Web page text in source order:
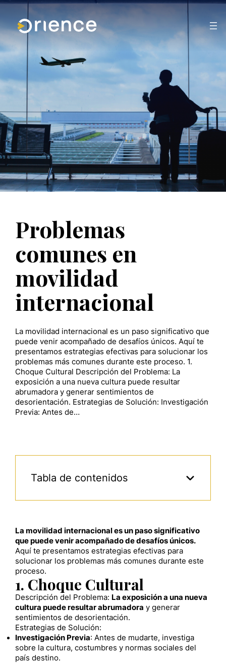
Problemas
comunes en
movilidad
internacional
La movilidad internacional es un paso significativo que
puede venir acompañado de desafíos únicos. Aquí te
presentamos estrategias efectivas para solucionar los
problemas más comunes durante este proceso. 1.
Choque Cultural Descripción del Problema: La
exposición a una nueva cultura puede resultar
abrumadora y generar sentimientos de
desorientación. Estrategias de Solución: Investigación
Previa: Antes de…
Tabla de contenidos
La movilidad internacional es un paso significativo
que puede venir acompañado de desafíos únicos.
Aquí te presentamos estrategias efectivas para
solucionar los problemas más comunes durante este
proceso.
1. Choque Cultural
Descripción del Problema: La exposición a una nueva
cultura puede resultar abrumadora y generar
sentimientos de desorientación.
Estrategias de Solución:
Investigación Previa: Antes de mudarte, investiga
sobre la cultura, costumbres y normas sociales del
país destino.